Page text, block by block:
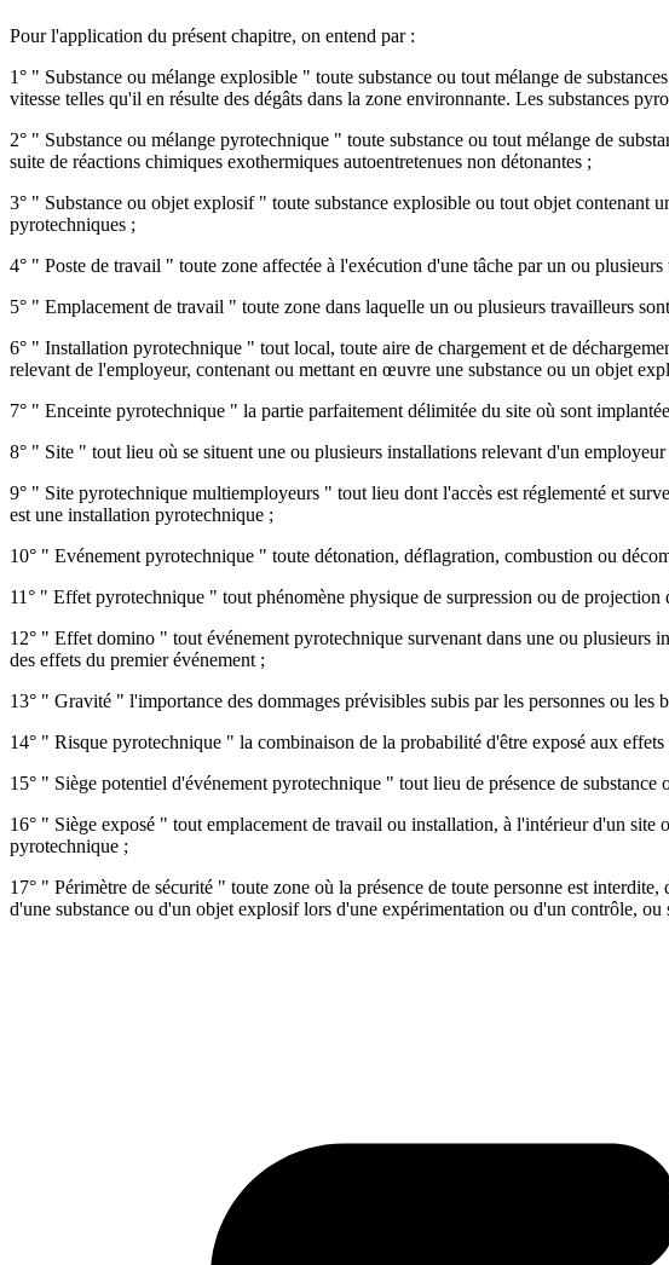
Pour l'application du présent chapitre, on entend par :
1° " Substance ou mélange explosible " toute substance ou tout mélange de
vitesse telles qu'il en résulte des dégâts dans la zone environnante. Les substances
2° " Substance ou mélange pyrotechnique " toute substance ou tout mélange de
suite de réactions chimiques exothermiques autoentretenues non détonantes ;
3° " Substance ou objet explosif " toute substance explosible ou tout objet contenant
pyrotechniques ;
4° " Poste de travail " toute zone affectée à l'exécution d'une tâche par un ou
5° " Emplacement de travail " toute zone dans laquelle un ou plusieurs travailleurs
6° " Installation pyrotechnique " tout local, toute aire de chargement et de
relevant de l'employeur, contenant ou mettant en œuvre une substance ou un objet
7° " Enceinte pyrotechnique " la partie parfaitement délimitée du site où sont
8° " Site " tout lieu où se situent une ou plusieurs installations relevant d'un employeur
9° " Site pyrotechnique multiemployeurs " tout lieu dont l'accès est réglementé et
est une installation pyrotechnique ;
10° " Evénement pyrotechnique " toute détonation, déflagration, combustion ou
11° " Effet pyrotechnique " tout phénomène physique de surpression ou de
12° " Effet domino " tout événement pyrotechnique survenant dans une ou plusieurs
des effets du premier événement ;
13° " Gravité " l'importance des dommages prévisibles subis par les personnes ou les
14° " Risque pyrotechnique " la combinaison de la probabilité d'être exposé aux
15° " Siège potentiel d'événement pyrotechnique " tout lieu de présence de substance
16° " Siège exposé " tout emplacement de travail ou installation, à l'intérieur d'un
pyrotechnique ;
17° " Périmètre de sécurité " toute zone où la présence de toute personne est
d'une substance ou d'un objet explosif lors d'une expérimentation ou d'un contrôle,